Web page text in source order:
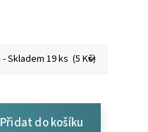
Přidat do košíku